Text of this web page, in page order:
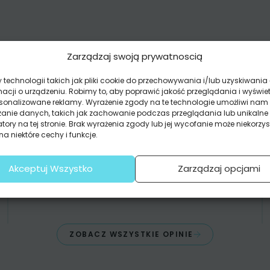
Zarządzaj swoją prywatnoscią
technologii takich jak pliki cookie do przechowywania i/lub uzyskiwania
o urządzeniu. Robimy to, aby poprawić jakość przeglądania i
reklamy. Wyrażenie zgody na te technologie umożliwi nam
danych, takich jak zachowanie podczas przeglądania lub unikalne
na tej stronie. Brak wyrażenia zgody lub jej wycofanie może
niektóre cechy i funkcje.
Akceptuj Wszystko Zarządzaj opcjami
OPINIE
FOTOTAPETA TO ŚWIETNE
ROZWIĄZANIE!
Mąż chciał tylko malować ściany. Ja chciałam
I mamy teraz piękny las w salonie
Fototapeta
to był świetny pomysł!
Kamilka
ZOBACZ WSZYSTKIE OPINIE